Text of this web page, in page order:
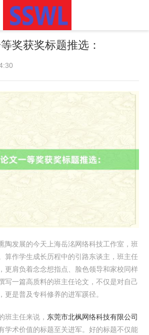
奖获奖标题推选：
陶发展的今天上海岳洺网络科技工作室，班
算作学生成长历程中的引路东谈主，班主任
更肩负着念念想指点、脸色领导和家校同样
写一篇高质料的班主任论文，不仅是对自己
更是普及专科修养的进军蹊径。
班主任来说， 东莞市北枫网络科技有限公司
学术价值的标题至关进军。好的标题不仅能